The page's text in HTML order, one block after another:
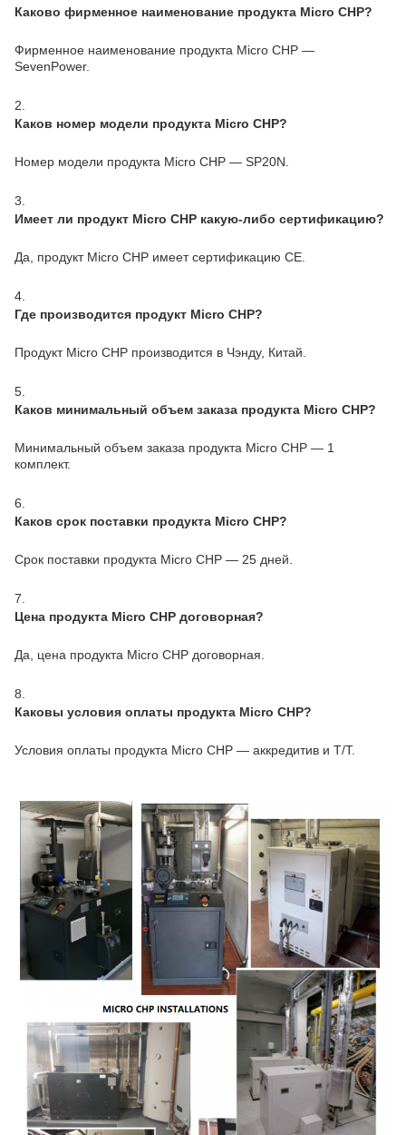
Каково фирменное наименование продукта Micro CHP?
Фирменное наименование продукта Micro CHP —
SevenPower.
2.
Каков номер модели продукта Micro CHP?
Номер модели продукта Micro CHP — SP20N.
3.
Имеет ли продукт Micro CHP какую-либо сертификацию?
Да, продукт Micro CHP имеет сертификацию CE.
4.
Где производится продукт Micro CHP?
Продукт Micro CHP производится в Чэнду, Китай.
5.
Каков минимальный объем заказа продукта Micro CHP?
Минимальный объем заказа продукта Micro CHP — 1
комплект.
6.
Каков срок поставки продукта Micro CHP?
Срок поставки продукта Micro CHP — 25 дней.
7.
Цена продукта Micro CHP договорная?
Да, цена продукта Micro CHP договорная.
8.
Каковы условия оплаты продукта Micro CHP?
Условия оплаты продукта Micro CHP — аккредитив и T/T.